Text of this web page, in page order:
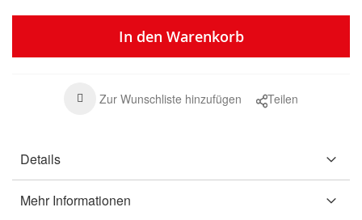
In den Warenkorb
Zur Wunschliste hinzufügen Teilen
Details
Mehr Informationen